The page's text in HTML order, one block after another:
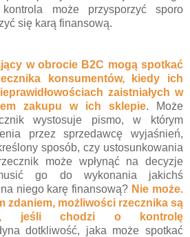
kontrola może przysporzyć sporo
się karą finansową.
w obrocie B2C mogą spotkać
konsumentów, kiedy ich
zaistniałych w
zakupu w ich sklepie. Może
wystosuje pismo, w którym
przez sprzedawcę wyjaśnień,
sposób, czy ustosunkowania
może wpłynąć na decyzje
go do wykonania jakichś
niego karę finansową? Nie może.
zdaniem, możliwości rzecznika są
jeśli chodzi o kontrolę
dotkliwość, jaka może spotkać